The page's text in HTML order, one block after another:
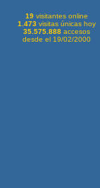
19visitantes online
1.473 visitas únicas hoy
35.575.888accesos
desde el 19/02/2000